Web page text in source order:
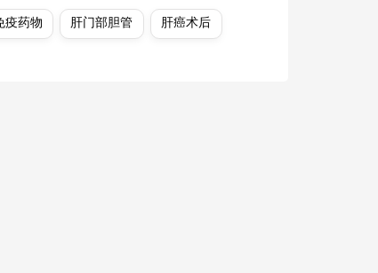
疫药物 肝门部胆管 肝癌术后